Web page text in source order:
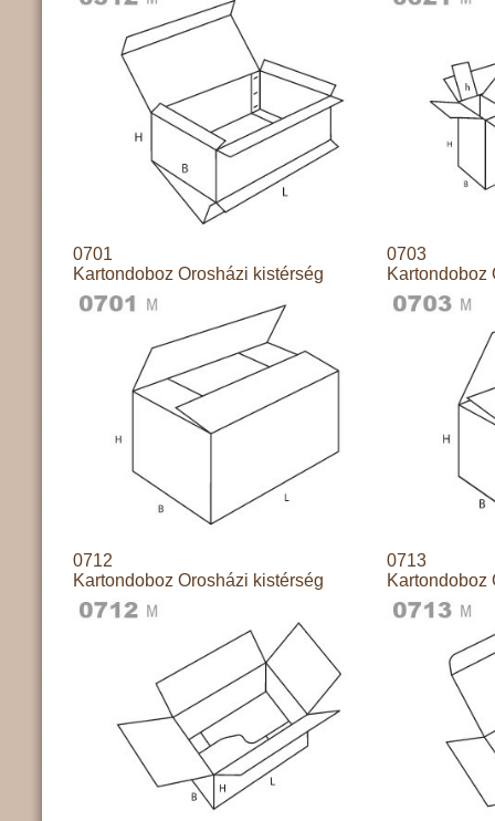
0701
Kartondoboz Orosházi kistérség
0703
Kartondoboz
0712
Kartondoboz Orosházi kistérség
0713
Kartondoboz